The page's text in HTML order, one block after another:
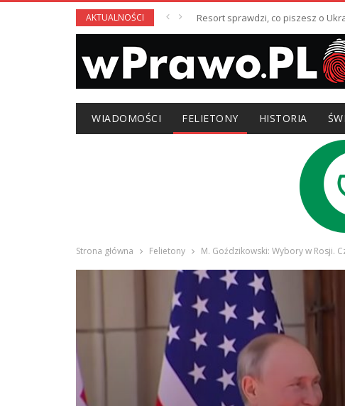
AKTUALNOŚCI Resort sprawdzi, co piszesz o
WIADOMOŚCI FELIETONY HISTORIA
Strona główna Felietony M. Goździkowski: Wybory w Rosji.